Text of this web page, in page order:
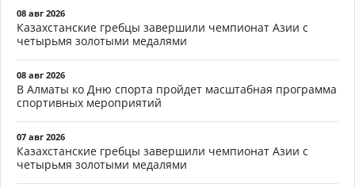
08 авг 2026
Казахстанские гребцы завершили чемпионат Азии с
четырьмя золотыми медалями
08 авг 2026
В Алматы ко Дню спорта пройдет масштабная программа
спортивных мероприятий
07 авг 2026
Казахстанские гребцы завершили чемпионат Азии с
четырьмя золотыми медалями